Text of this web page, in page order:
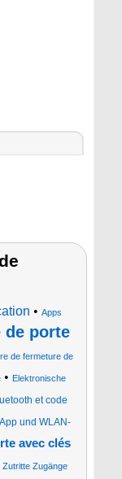
• Apps
de porte
de fermeture de
• Elektronische
et code
und WLAN-
avec clés
Zutritte Zugänge